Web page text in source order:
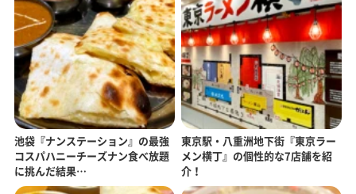
池袋『ナンステーション』の最強
コスパハニーチーズナン食べ放題
に挑んだ結果…
東京駅・八重洲地下街『東京ラー
メン横丁』の個性的な7店舗を紹
介！